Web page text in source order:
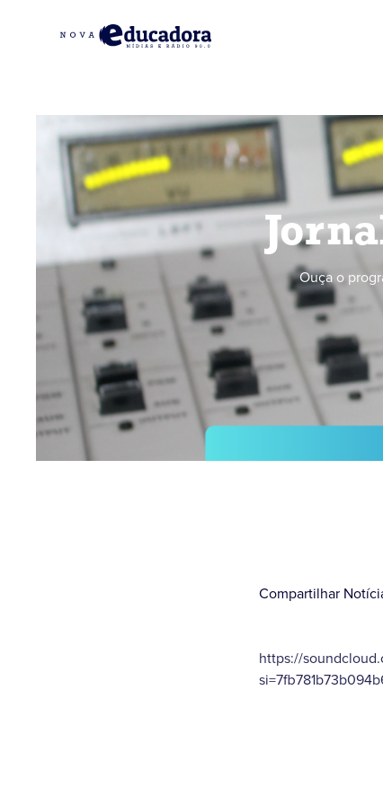
Ouça o
Compartilhar
https://